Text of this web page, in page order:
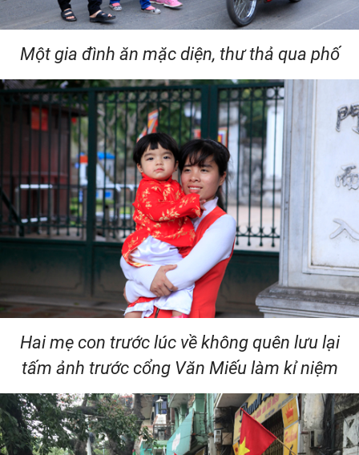
Một gia đình ăn mặc diện, thư thả qua phố
Hai mẹ con trước lúc về không quên lưu lại
tấm ảnh trước cổng Văn Miếu làm kỉ niệm